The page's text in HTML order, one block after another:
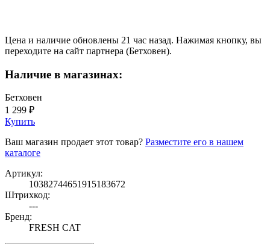
Цена и наличие обновлены 21 час назад. Нажимая кнопку, вы
переходите на сайт партнера (Бетховен).
Наличие в магазинах:
Бетховен
1 299 ₽
Купить
Ваш магазин продает этот товар? Разместите его в нашем
каталоге
Артикул:
10382744651915183672
Штрихкод:
---
Бренд:
FRESH CAT